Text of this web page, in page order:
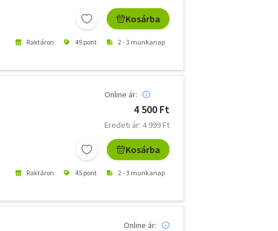
Kosárba
Raktáron 49 pont 2 - 3 munkanap
Online ár:
4 500 Ft
Eredeti ár: 4 999 Ft
Kosárba
Raktáron 45 pont 2 - 3 munkanap
Online ár: